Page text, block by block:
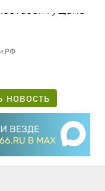
Гущина
РФ
новость